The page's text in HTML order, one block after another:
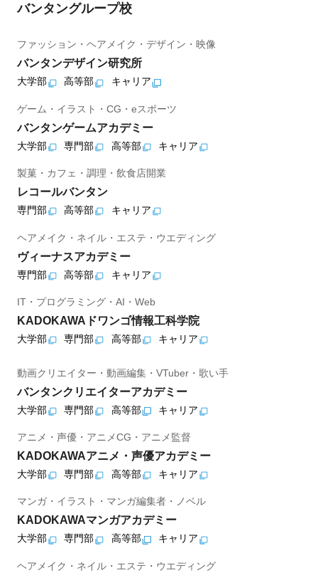
バンタングループ校
ファッション・ヘアメイク・デザイン・映像
バンタンデザイン研究所
大学部 高等部 キャリア
ゲーム・イラスト・CG・eスポーツ
バンタンゲームアカデミー
大学部 専門部 高等部 キャリア
製菓・カフェ・調理・飲食店開業
レコールバンタン
専門部 高等部 キャリア
ヘアメイク・ネイル・エステ・ウエディング
ヴィーナスアカデミー
専門部 高等部 キャリア
IT・プログラミング・AI・Web
KADOKAWAドワンゴ情報工科学院
大学部 専門部 高等部 キャリア
動画クリエイター・動画編集・VTuber・歌い手
バンタンクリエイターアカデミー
大学部 専門部 高等部 キャリア
アニメ・声優・アニメCG・アニメ監督
KADOKAWAアニメ・声優アカデミー
大学部 専門部 高等部 キャリア
マンガ・イラスト・マンガ編集者・ノベル
KADOKAWAマンガアカデミー
大学部 専門部 高等部 キャリア
ヘアメイク・ネイル・エステ・ウエディング